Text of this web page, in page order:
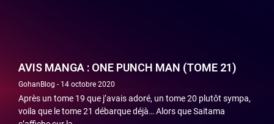
AVIS MANGA : ONE PUNCH MAN (TOME 21)
GohanBlog 14 octobre 2020
Après un tome 19 que j’avais adoré, un tome 20 plutôt sympa,
voila que le tome 21 débarque déjà… Alors que Saitama